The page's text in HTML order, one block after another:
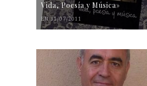
Vida, Poesía y Música»
EN 31/07/2011